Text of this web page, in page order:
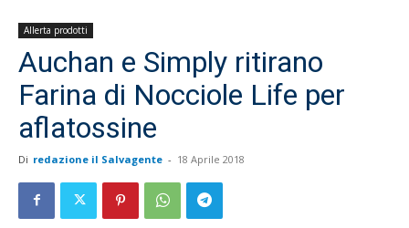
Allerta prodotti
Auchan e Simply ritirano
Farina di Nocciole Life per
aflatossine
Di redazione il Salvagente - 18 Aprile 2018